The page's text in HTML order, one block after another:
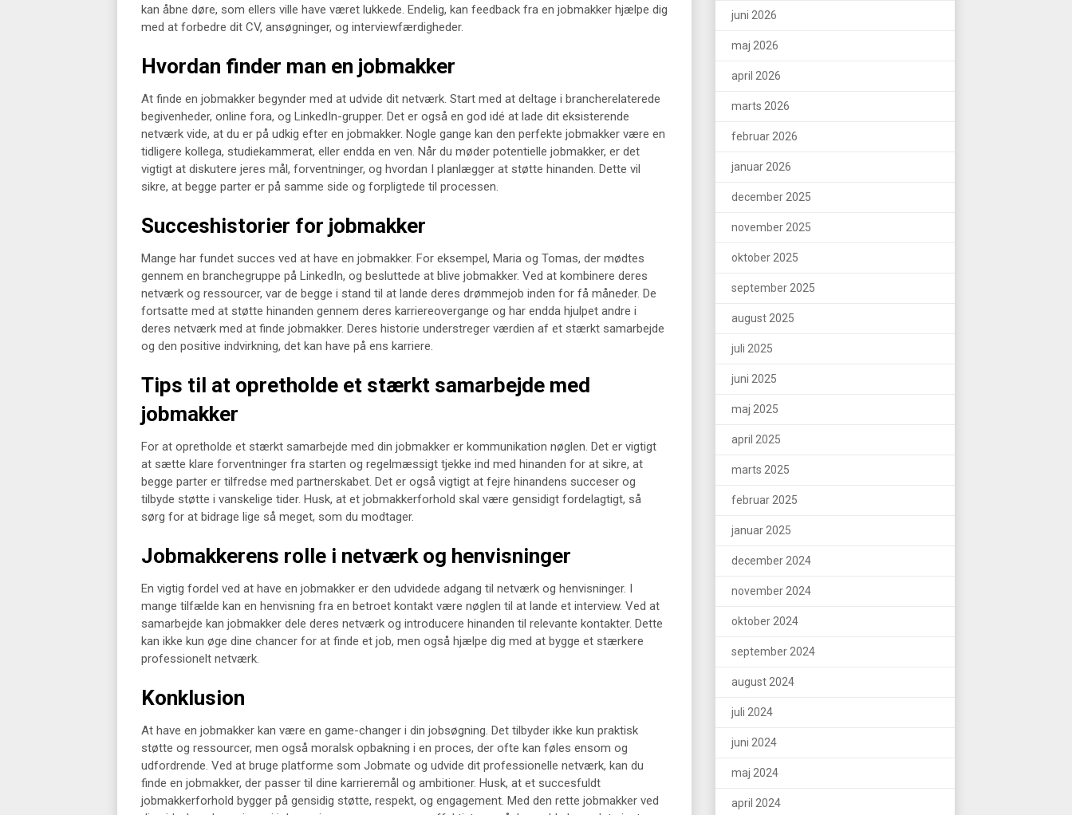
kan åbne døre, som ellers ville have været lukkede. Endelig, kan feedback fra en jobmakker hjælpe dig
med at forbedre dit CV, ansøgninger, og interviewfærdigheder.
Hvordan finder man en jobmakker
At finde en jobmakker begynder med at udvide dit netværk. Start med at deltage i brancherelaterede
begivenheder, online fora, og LinkedIn-grupper. Det er også en god idé at lade dit eksisterende
netværk vide, at du er på udkig efter en jobmakker. Nogle gange kan den perfekte jobmakker være en
tidligere kollega, studiekammerat, eller endda en ven. Når du møder potentielle jobmakker, er det
vigtigt at diskutere jeres mål, forventninger, og hvordan I planlægger at støtte hinanden. Dette vil
sikre, at begge parter er på samme side og forpligtede til processen.
Succeshistorier for jobmakker
Mange har fundet succes ved at have en jobmakker. For eksempel, Maria og Tomas, der mødtes
gennem en branchegruppe på LinkedIn, og besluttede at blive jobmakker. Ved at kombinere deres
netværk og ressourcer, var de begge i stand til at lande deres drømmejob inden for få måneder. De
fortsatte med at støtte hinanden gennem deres karriereovergange og har endda hjulpet andre i
deres netværk med at finde jobmakker. Deres historie understreger værdien af et stærkt samarbejde
og den positive indvirkning, det kan have på ens karriere.
Tips til at opretholde et stærkt samarbejde med
jobmakker
For at opretholde et stærkt samarbejde med din jobmakker er kommunikation nøglen. Det er vigtigt
at sætte klare forventninger fra starten og regelmæssigt tjekke ind med hinanden for at sikre, at
begge parter er tilfredse med partnerskabet. Det er også vigtigt at fejre hinandens succeser og
tilbyde støtte i vanskelige tider. Husk, at et jobmakkerforhold skal være gensidigt fordelagtigt, så
sørg for at bidrage lige så meget, som du modtager.
Jobmakkerens rolle i netværk og henvisninger
En vigtig fordel ved at have en jobmakker er den udvidede adgang til netværk og henvisninger. I
mange tilfælde kan en henvisning fra en betroet kontakt være nøglen til at lande et interview. Ved at
samarbejde kan jobmakker dele deres netværk og introducere hinanden til relevante kontakter. Dette
kan ikke kun øge dine chancer for at finde et job, men også hjælpe dig med at bygge et stærkere
professionelt netværk.
Konklusion
At have en jobmakker kan være en game-changer i din jobsøgning. Det tilbyder ikke kun praktisk
støtte og ressourcer, men også moralsk opbakning i en proces, der ofte kan føles ensom og
udfordrende. Ved at bruge platforme som Jobmate og udvide dit professionelle netværk, kan du
finde en jobmakker, der passer til dine karrieremål og ambitioner. Husk, at et succesfuldt
jobmakkerforhold bygger på gensidig støtte, respekt, og engagement. Med den rette jobmakker ved
juni 2026
maj 2026
april 2026
marts 2026
februar 2026
januar 2026
december 2025
november 2025
oktober 2025
september 2025
august 2025
juli 2025
juni 2025
maj 2025
april 2025
marts 2025
februar 2025
januar 2025
december 2024
november 2024
oktober 2024
september 2024
august 2024
juli 2024
juni 2024
maj 2024
april 2024